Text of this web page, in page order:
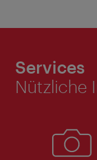
Services
Nützliche